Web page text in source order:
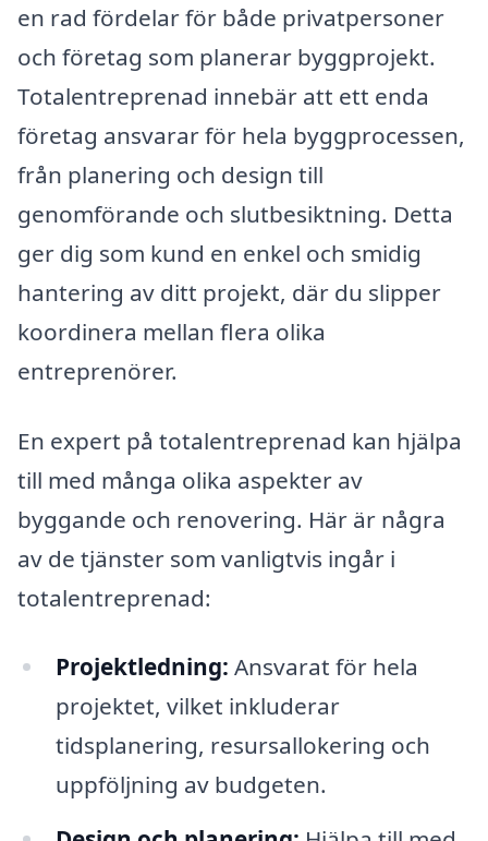
en rad fördelar för både privatpersoner
och företag som planerar byggprojekt.
Totalentreprenad innebär att ett enda
företag ansvarar för hela byggprocessen,
från planering och design till
genomförande och slutbesiktning. Detta
ger dig som kund en enkel och smidig
hantering av ditt projekt, där du slipper
koordinera mellan flera olika
entreprenörer.
En expert på totalentreprenad kan hjälpa
till med många olika aspekter av
byggande och renovering. Här är några
av de tjänster som vanligtvis ingår i
totalentreprenad:
Projektledning: Ansvarat för hela
projektet, vilket inkluderar
tidsplanering, resursallokering och
uppföljning av budgeten.